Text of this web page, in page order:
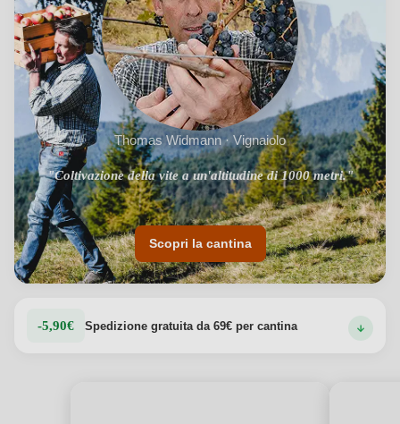
Thomas Widmann · Vignaiolo
"Coltivazione della vite a un'altitudine di 1000 metri."
"Operazione completamente autonoma, biologica ed
effettiva economia circolare."
Scopri la cantina
-5,90€ Spedizione gratuita da 69€ per cantina